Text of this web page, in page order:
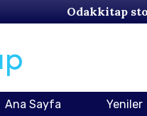
Odakkitap
Ana Sayfa Yeniler